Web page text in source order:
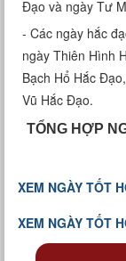
Đạo và ngày Tư
- Các ngày hắc
ngày Thiên Hình
Bạch Hổ Hắc
Vũ Hắc Đạo.
TỔNG HỢP
XEM NGÀY TỐT
XEM NGÀY TỐT